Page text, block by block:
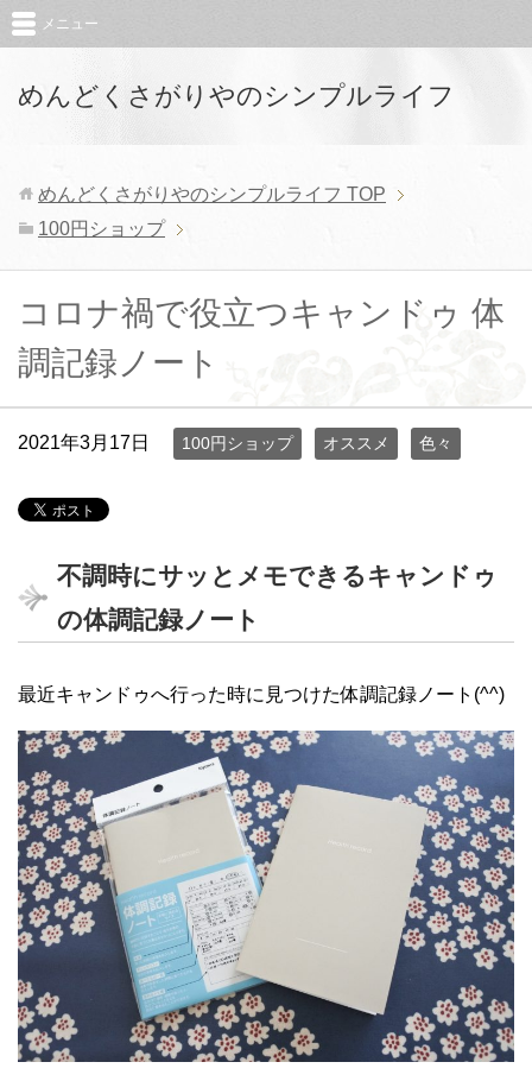
めんどくさがりやのシンプルライフ
メニュー
めんどくさがりやのシンプルライフ TOP
100円ショップ
コロナ禍で役立つキャンドゥ 体
調記録ノート
2021年3月17日 100円ショップ オススメ 色々
不調時にサッとメモできるキャンドゥ
の体調記録ノート
最近キャンドゥへ行った時に見つけた体調記録ノート(^^)